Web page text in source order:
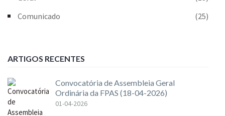
Comunicado
(25)
ARTIGOS RECENTES
Convocatória de Assembleia Geral
Ordinária da FPAS (18-04-2026)
01-04-2026